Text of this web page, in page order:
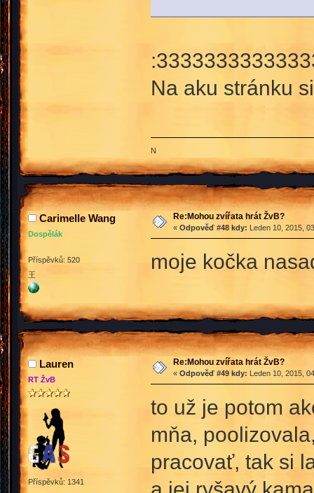
Na aku stránku
N
Carimelle Wang
Dospělák
Příspěvků: 520
王
Re:Mohou zvířata hrát ŽvB?
« Odpověď #48 kdy: Leden 10, 2015,
moje kočka
Lauren
RT ŽvB
Příspěvků: 1341
Re:Mohou zvířata hrát ŽvB?
« Odpověď #49 kdy: Leden 10, 2015,
to už je potom
mňa,
pracovať, tak si